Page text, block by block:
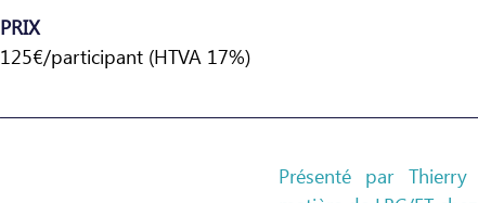
PRIX
125€/participant (HTVA 17%)
Présenté par